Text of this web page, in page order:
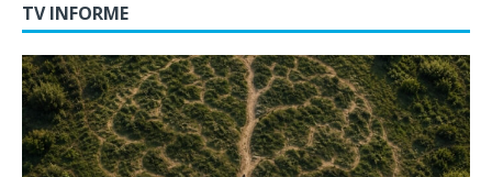
TV INFORME